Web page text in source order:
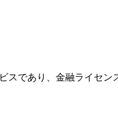
であり、金融ライセ